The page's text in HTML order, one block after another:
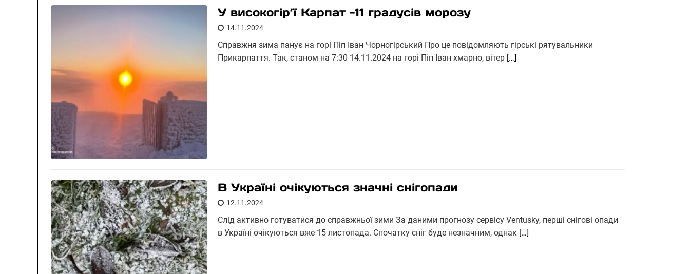
У високогір’ї Карпат -11 градусів морозу
14.11.2024
Справжня зима панує на горі Піп Іван Чорногірський Про це повідомляють гірські рятувальники
Прикарпаття. Так, станом на 7:30 14.11.2024 на горі Піп Іван хмарно, вітер […]
В Україні очікуються значні снігопади
12.11.2024
Слід активно готуватися до справжньої зими За даними прогнозу сервісу Ventusky, перші снігові опади
в Україні очікуються вже 15 листопада. Спочатку сніг буде незначним, однак […]